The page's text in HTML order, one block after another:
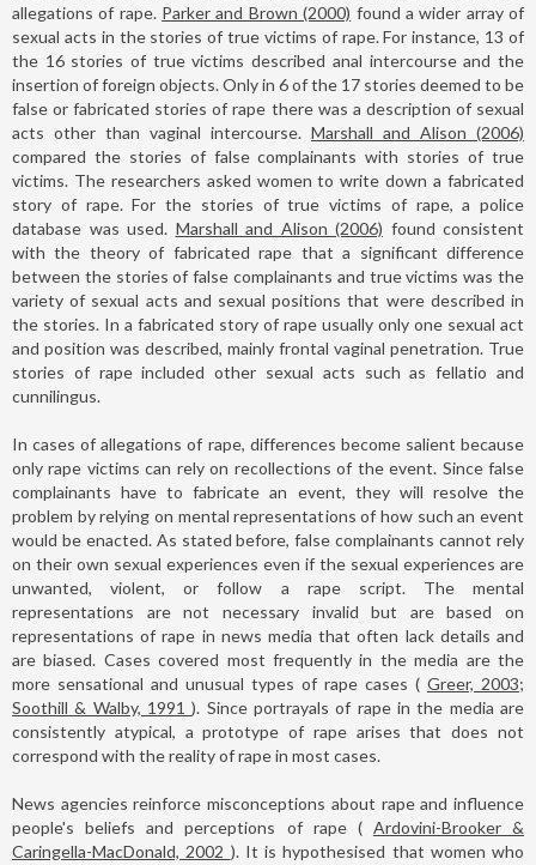
allegations of rape. Parker and Brown (2000) found a wider array of
sexual acts in the stories of true victims of rape. For instance, 13 of
the 16 stories of true victims described anal intercourse and the
insertion of foreign objects. Only in 6 of the 17 stories deemed to be
false or fabricated stories of rape there was a description of sexual
acts other than vaginal intercourse. Marshall and Alison (2006)
compared the stories of false complainants with stories of true
victims. The researchers asked women to write down a fabricated
story of rape. For the stories of true victims of rape, a police
database was used. Marshall and Alison (2006) found consistent
with the theory of fabricated rape that a significant difference
between the stories of false complainants and true victims was the
variety of sexual acts and sexual positions that were described in
the stories. In a fabricated story of rape usually only one sexual act
and position was described, mainly frontal vaginal penetration. True
stories of rape included other sexual acts such as fellatio and
cunnilingus.
In cases of allegations of rape, differences become salient because
only rape victims can rely on recollections of the event. Since false
complainants have to fabricate an event, they will resolve the
problem by relying on mental representations of how such an event
would be enacted. As stated before, false complainants cannot rely
on their own sexual experiences even if the sexual experiences are
unwanted, violent, or follow a rape script. The mental
representations are not necessary invalid but are based on
representations of rape in news media that often lack details and
are biased. Cases covered most frequently in the media are the
more sensational and unusual types of rape cases ( Greer, 2003;
Soothill & Walby, 1991). Since portrayals of rape in the media are
consistently atypical, a prototype of rape arises that does not
correspond with the reality of rape in most cases.
News agencies reinforce misconceptions about rape and influence
people's beliefs and perceptions of rape ( Ardovini-Brooker &
Caringella-MacDonald, 2002 ). It is hypothesised that women who